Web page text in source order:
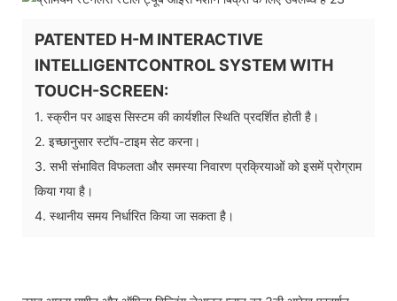
PATENTED H-M INTERACTIVE
INTELLIGENTCONTROL SYSTEM WITH
TOUCH-SCREEN:
1. स्क्रीन पर आइस सिस्टम की कार्यशील स्थिति प्रदर्शित होती है।
2. इच्छानुसार स्टॉप-टाइम सेट करना।
3. सभी संभावित विफलता और समस्या निवारण प्रक्रियाओं को इसमें प्रोग्राम
किया गया है।
4. स्थानीय समय निर्धारित किया जा सकता है।